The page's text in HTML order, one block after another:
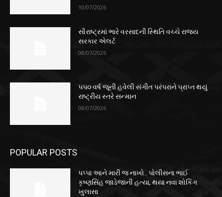
10/07/2026
સૌરાષ્ટ્રમાં ભારે વરસાદની સ્થિતિ વચ્ચે રાજ્ય
સરકાર એલર્ટ
08/07/2026
૫૫૦ વર્ષ જૂની હવેલી સંગીત પરંપરાને પ્રાપ્ત થયું
રાષ્ટ્રીય સ્તરે સન્માન
08/07/2026
POPULAR POSTS
પપ્પા આને મારી જ નાખો.. પોલીસના ભાઈ
કૃષ્ણસિંહ જાડેજાની હત્યા, થયા નવા શોકિંગ
ખુલાસા